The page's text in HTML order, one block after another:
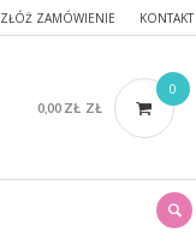
ZŁÓŻ ZAMÓWIENIE KONTAKT
0,00 ZŁ ZŁ
0